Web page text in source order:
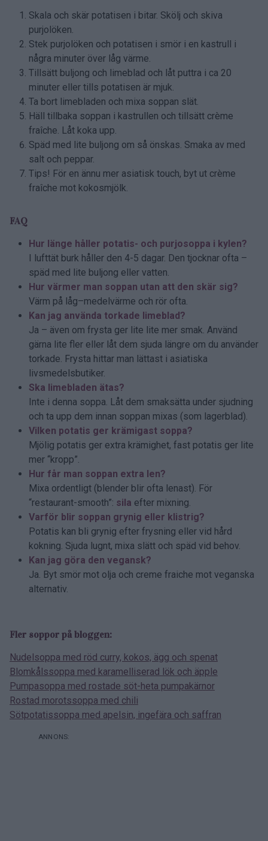
Skala och skär potatisen i bitar. Skölj och skiva
purjolöken.
Stek purjolöken och potatisen i smör i en kastrull i
några minuter över låg värme.
Tillsätt buljong och limeblad och låt puttra i ca 20
minuter eller tills potatisen är mjuk.
Ta bort limebladen och mixa soppan slät.
Häll tillbaka soppan i kastrullen och tillsätt crème
fraîche. Låt koka upp.
Späd med lite buljong om så önskas. Smaka av med
salt och peppar.
Tips! För en ännu mer asiatisk touch, byt ut crème
fraîche mot kokosmjölk.
FAQ
Hur länge håller potatis- och purjosoppa i kylen?
I lufttät burk håller den 4-5 dagar. Den tjocknar ofta –
späd med lite buljong eller vatten.
Hur värmer man soppan utan att den skär sig?
Värm på låg–medelvärme och rör ofta.
Kan jag använda torkade limeblad?
Ja – även om frysta ger lite lite mer smak. Använd
gärna lite fler eller låt dem sjuda längre om du använder
torkade. Frysta hittar man lättast i asiatiska
livsmedelsbutiker.
Ska limebladen ätas?
Inte i denna soppa. Låt dem smaksätta under sjudning
och ta upp dem innan soppan mixas (som lagerblad).
Vilken potatis ger krämigast soppa?
Mjölig potatis ger extra krämighet, fast potatis ger lite
mer “kropp”.
Hur får man soppan extra len?
Mixa ordentligt (blender blir ofta lenast). För
“restaurant-smooth”: sila efter mixning.
Varför blir soppan grynig eller klistrig?
Potatis kan bli grynig efter frysning eller vid hård
kokning. Sjuda lugnt, mixa slätt och späd vid behov.
Kan jag göra den vegansk?
Ja. Byt smör mot olja och creme fraiche mot veganska
alternativ.
Fler soppor på bloggen:
Nudelsoppa med röd curry, kokos, ägg och spenat
Blomkåls­soppa med karamelliserad lök och äpple
Pumpasoppa med rostade söt-heta pumpakärnor
Rostad morotssoppa med chili
Sötpotatis­soppa med apelsin, ingefära och saffran